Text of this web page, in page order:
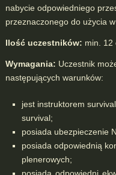
nabycie odpowiedniego
przeznaczonego do użycia
Ilość uczestników: min. 12
Wymagania: Uczestnik
następujących warunków:
jest instruktorem
survival;
posiada ubezpieczenie
posiada odpowiednią
plenerowych;